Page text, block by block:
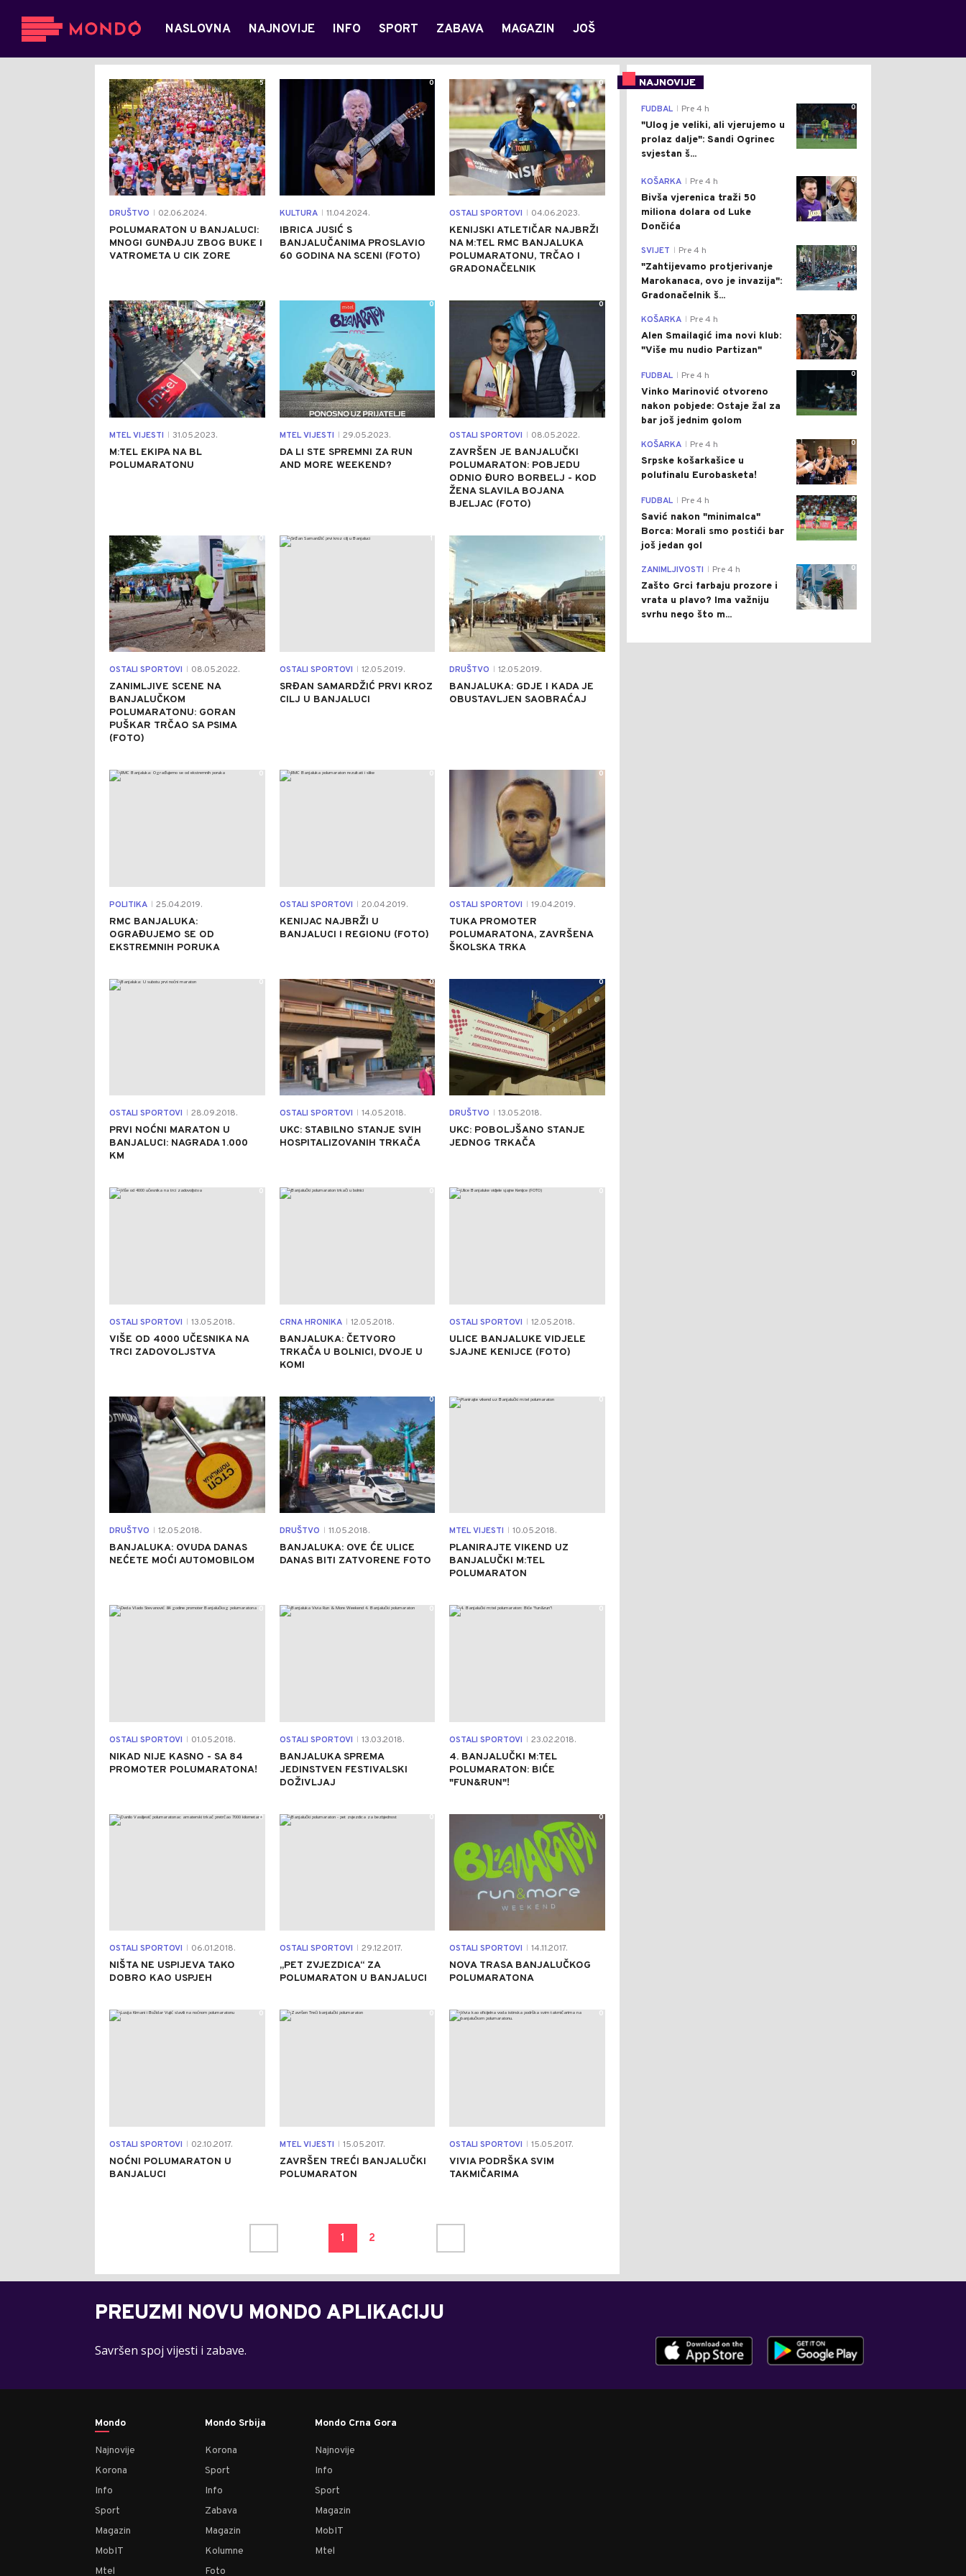
NASLOVNA NAJNOVIJE INFO SPORT ZABAVA MAGAZIN JOŠ
DRUŠTVO 02.06.2024.
POLUMARATON U BANJALUCI:
MNOGI GUNĐAJU ZBOG BUKE I
VATROMETA U CIK ZORE
5
KULTURA 11.04.2024.
IBRICA JUSIĆ S
BANJALUČANIMA PROSLAVIO
60 GODINA NA SCENI (FOTO)
0
OSTALI SPORTOVI 04.06.2023.
KENIJSKI ATLETIČAR NAJBRŽI
NA M:TEL RMC BANJALUKA
POLUMARATONU, TRČAO I
GRADONAČELNIK
0
MTEL VIJESTI 31.05.2023.
M:TEL EKIPA NA BL
POLUMARATONU
0
MTEL VIJESTI 29.05.2023.
DA LI STE SPREMNI ZA RUN
AND MORE WEEKEND?
0
OSTALI SPORTOVI 08.05.2022.
ZAVRŠEN JE BANJALUČKI
POLUMARATON: POBJEDU
ODNIO ĐURO BORBELJ - KOD
ŽENA SLAVILA BOJANA
BJELJAC (FOTO)
0
OSTALI SPORTOVI 08.05.2022.
ZANIMLJIVE SCENE NA
BANJALUČKOM
POLUMARATONU: GORAN
PUŠKAR TRČAO SA PSIMA
(FOTO)
0
OSTALI SPORTOVI 12.05.2019.
SRĐAN SAMARDŽIĆ PRVI KROZ
CILJ U BANJALUCI
1
DRUŠTVO 12.05.2019.
BANJALUKA: GDJE I KADA JE
OBUSTAVLJEN SAOBRAĆAJ
0
POLITIKA 25.04.2019.
RMC BANJALUKA:
OGRAĐUJEMO SE OD
EKSTREMNIH PORUKA
0
OSTALI SPORTOVI 20.04.2019.
KENIJAC NAJBRŽI U
BANJALUCI I REGIONU (FOTO)
0
OSTALI SPORTOVI 19.04.2019.
TUKA PROMOTER
POLUMARATONA, ZAVRŠENA
ŠKOLSKA TRKA
0
OSTALI SPORTOVI 28.09.2018.
PRVI NOĆNI MARATON U
BANJALUCI: NAGRADA 1.000
KM
0
OSTALI SPORTOVI 14.05.2018.
UKC: STABILNO STANJE SVIH
HOSPITALIZOVANIH TRKAČA
0
DRUŠTVO 13.05.2018.
UKC: POBOLJŠANO STANJE
JEDNOG TRKAČA
0
OSTALI SPORTOVI 13.05.2018.
VIŠE OD 4000 UČESNIKA NA
TRCI ZADOVOLJSTVA
0
CRNA HRONIKA 12.05.2018.
BANJALUKA: ČETVORO
TRKAČA U BOLNICI, DVOJE U
KOMI
0
OSTALI SPORTOVI 12.05.2018.
ULICE BANJALUKE VIDJELE
SJAJNE KENIJCE (FOTO)
0
DRUŠTVO 12.05.2018.
BANJALUKA: OVUDA DANAS
NEĆETE MOĆI AUTOMOBILOM
1
DRUŠTVO 11.05.2018.
BANJALUKA: OVE ĆE ULICE
DANAS BITI ZATVORENE FOTO
0
MTEL VIJESTI 10.05.2018.
PLANIRAJTE VIKEND UZ
BANJALUČKI M:TEL
POLUMARATON
0
OSTALI SPORTOVI 01.05.2018.
NIKAD NIJE KASNO - SA 84
PROMOTER POLUMARATONA!
0
OSTALI SPORTOVI 13.03.2018.
BANJALUKA SPREMA
JEDINSTVEN FESTIVALSKI
DOŽIVLJAJ
0
OSTALI SPORTOVI 23.02.2018.
4. BANJALUČKI M:TEL
POLUMARATON: BIĆE
"FUN&RUN"!
0
OSTALI SPORTOVI 06.01.2018.
NIŠTA NE USPIJEVA TAKO
DOBRO KAO USPJEH
0
OSTALI SPORTOVI 29.12.2017.
„PET ZVJEZDICA“ ZA
POLUMARATON U BANJALUCI
0
OSTALI SPORTOVI 14.11.2017.
NOVA TRASA BANJALUČKOG
POLUMARATONA
0
OSTALI SPORTOVI 02.10.2017.
NOĆNI POLUMARATON U
BANJALUCI
0
MTEL VIJESTI 15.05.2017.
ZAVRŠEN TREĆI BANJALUČKI
POLUMARATON
0
OSTALI SPORTOVI 15.05.2017.
VIVIA PODRŠKA SVIM
TAKMIČARIMA
0
1 2
NAJNOVIJE
0
FUDBAL Pre 4 h
"Ulog je veliki, ali vjerujemo u
prolaz dalje": Sandi Ogrinec
svjestan š...
0
KOŠARKA Pre 4 h
Bivša vjerenica traži 50
miliona dolara od Luke
Dončića
0
SVIJET Pre 4 h
"Zahtijevamo protjerivanje
Marokanaca, ovo je invazija":
Gradonačelnik š...
0
KOŠARKA Pre 4 h
Alen Smailagić ima novi klub:
"Više mu nudio Partizan"
0
FUDBAL Pre 4 h
Vinko Marinović otvoreno
nakon pobjede: Ostaje žal za
bar još jednim golom
0
KOŠARKA Pre 4 h
Srpske košarkašice u
polufinalu Eurobasketa!
0
FUDBAL Pre 4 h
Savić nakon "minimalca"
Borca: Morali smo postići bar
još jedan gol
0
ZANIMLJIVOSTI Pre 4 h
Zašto Grci farbaju prozore i
vrata u plavo? Ima važniju
svrhu nego što m...
PREUZMI NOVU MONDO APLIKACIJU
Savršen spoj vijesti i zabave.
Mondo
Najnovije
Korona
Info
Sport
Magazin
MobIT
Mtel
Mondo Srbija
Korona
Sport
Info
Zabava
Magazin
Kolumne
Foto
Mondo Crna Gora
Najnovije
Info
Sport
Magazin
MobIT
Mtel